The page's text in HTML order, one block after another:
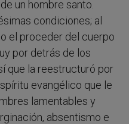
un hombre santo.
condiciones; al
el proceder del cuerpo
por detrás de los
que la reestructuró por
evangélico que le
lamentables y
absentismo e